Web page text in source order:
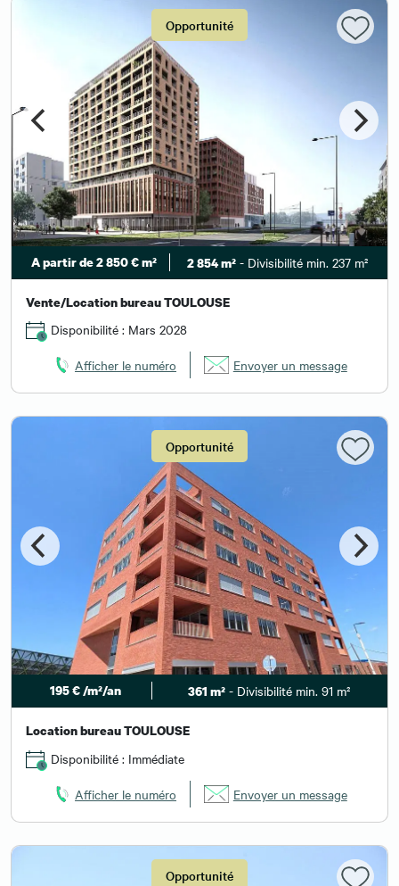
Opportunité
A partir de 2 850 € m² 2 854 m² - Divisibilité min. 237 m²
Vente/Location bureau TOULOUSE
Disponibilité : Mars 2028
Afficher le numéro Envoyer un message
Opportunité
195 € /m²/an 361 m²- Divisibilité min. 91 m²
Location bureau TOULOUSE
Disponibilité : Immédiate
Afficher le numéro Envoyer un message
Opportunité